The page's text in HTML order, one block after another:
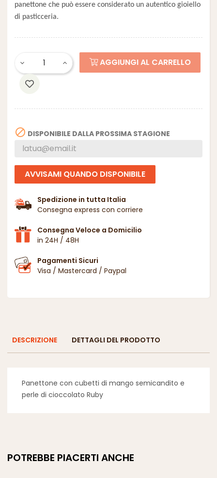
panettone che può essere considerato un autentico gioiello
di pasticceria.
AGGIUNGI AL CARRELLO
 DISPONIBILE DALLA PROSSIMA STAGIONE
AVVISAMI QUANDO DISPONIBILE
Spedizione in tutta Italia
Consegna express con corriere
Consegna Veloce a Domicilio
in 24H / 48H
Pagamenti Sicuri
Visa / Mastercard / Paypal
DESCRIZIONE DETTAGLI DEL PRODOTTO
Panettone con cubetti di mango semicandito e
perle di cioccolato Ruby
POTREBBE PIACERTI ANCHE